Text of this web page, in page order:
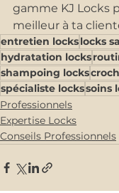
gamme KJ Locks
meilleur à ta
entretien lockslocks
hydratation locks
shampoing locks
spécialiste lockssoins
Professionnels
Expertise Locks
Conseils Professionnels